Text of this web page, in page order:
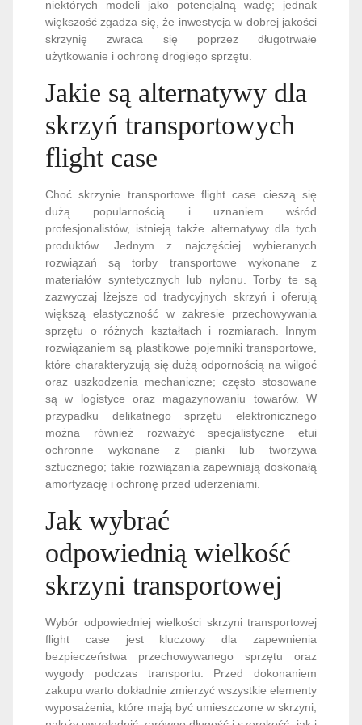
niektórych modeli jako potencjalną wadę; jednak
większość zgadza się, że inwestycja w dobrej jakości
skrzynię zwraca się poprzez długotrwałe
użytkowanie i ochronę drogiego sprzętu.
Jakie są alternatywy dla
skrzyń transportowych
flight case
Choć skrzynie transportowe flight case cieszą się
dużą popularnością i uznaniem wśród
profesjonalistów, istnieją także alternatywy dla tych
produktów. Jednym z najczęściej wybieranych
rozwiązań są torby transportowe wykonane z
materiałów syntetycznych lub nylonu. Torby te są
zazwyczaj lżejsze od tradycyjnych skrzyń i oferują
większą elastyczność w zakresie przechowywania
sprzętu o różnych kształtach i rozmiarach. Innym
rozwiązaniem są plastikowe pojemniki transportowe,
które charakteryzują się dużą odpornością na wilgoć
oraz uszkodzenia mechaniczne; często stosowane
są w logistyce oraz magazynowaniu towarów. W
przypadku delikatnego sprzętu elektronicznego
można również rozważyć specjalistyczne etui
ochronne wykonane z pianki lub tworzywa
sztucznego; takie rozwiązania zapewniają doskonałą
amortyzację i ochronę przed uderzeniami.
Jak wybrać
odpowiednią wielkość
skrzyni transportowej
Wybór odpowiedniej wielkości skrzyni transportowej
flight case jest kluczowy dla zapewnienia
bezpieczeństwa przechowywanego sprzętu oraz
wygody podczas transportu. Przed dokonaniem
zakupu warto dokładnie zmierzyć wszystkie elementy
wyposażenia, które mają być umieszczone w skrzyni;